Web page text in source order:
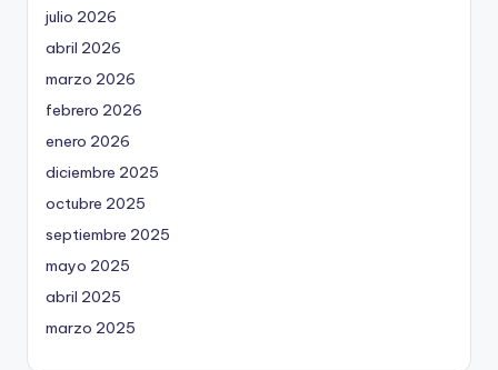
julio 2026
abril 2026
marzo 2026
febrero 2026
enero 2026
diciembre 2025
octubre 2025
septiembre 2025
mayo 2025
abril 2025
marzo 2025